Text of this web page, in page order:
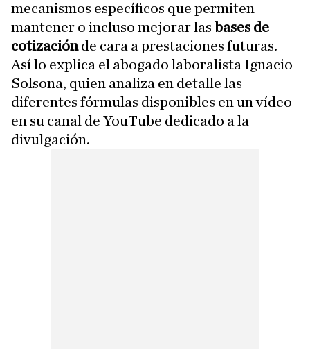
mecanismos específicos que permiten
mantener o incluso mejorar las bases de
cotizaciónde cara a prestaciones futuras.
Así lo explica el abogado laboralista Ignacio
Solsona, quien analiza en detalle las
diferentes fórmulas disponibles en un vídeo
en su canal de YouTube dedicado a la
divulgación.